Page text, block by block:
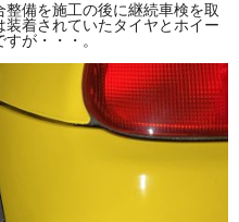
備を施工の後に継続車検を取
着されていたタイヤとホイー
が・・・。